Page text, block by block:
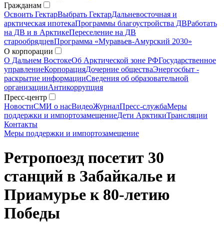
Гражданам
Освоить ГектарВыбрать ГектарДальневосточная и
арктическая ипотекаПрограммы благоустройства ДВРаботать
на ДВ и в АрктикеПереселение на ДВ
старообрядцевПрограмма «Муравьев-Амурский 2030»
О корпорации
О Дальнем ВостокеОб Арктической зоне РФГосударственное
управлениеКорпорацияДочерние обществаЭнергосбыт -
раскрытие информацииСведения об образовательной
организацииАнтикоррупция
Пресс-центр
НовостиСМИ о насВидеоЖурналПресс-службаМеры
поддержки и импортозамещениеДети АрктикиТрансляции
Контакты
Меры поддержки и импортозамещение
Ретропоезд посетит 30
станций в Забайкалье и
Приамурье к 80-летию
Победы